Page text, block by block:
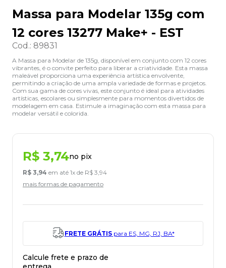
Massa para Modelar 135g com
12 cores 13277 Make+ - EST
Cod.: 89831
A Massa para Modelar de 135g, disponível em conjunto com 12 cores
vibrantes, é o convite perfeito para liberar a criatividade. Esta massa
maleável proporciona uma experiência artística envolvente,
permitindo a criação de uma ampla variedade de formas e projetos.
Com sua gama de cores vivas, este conjunto é ideal para atividades
artísticas, escolares ou simplesmente para momentos divertidos de
modelagem em casa. Estimule a imaginação com esta massa para
modelar versátil e colorida.
R$ 3,74no pix
R$ 3,94 em até 1x de R$ 3,94
mais formas de pagamento
FRETE GRÁTISpara ES, MG, RJ, BA*